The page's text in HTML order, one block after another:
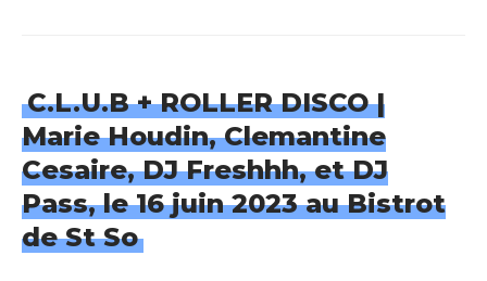
C.L.U.B + ROLLER DISCO |
Marie Houdin, Clemantine
Cesaire, DJ Freshhh, et DJ
Pass, le 16 juin 2023 au Bistrot
de St So